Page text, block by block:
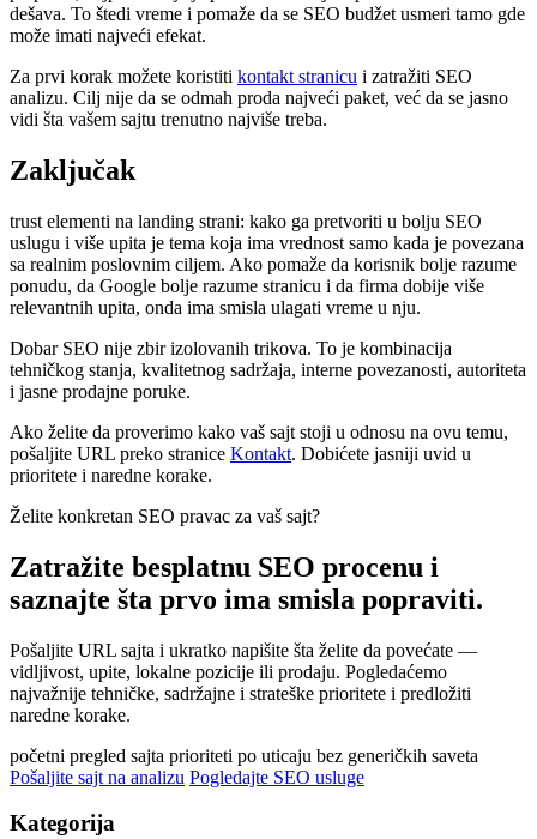
dešava. To štedi vreme i pomaže da se SEO budžet usmeri tamo gde
može imati najveći efekat.
Za prvi korak možete koristiti kontakt stranicu i zatražiti SEO
analizu. Cilj nije da se odmah proda najveći paket, već da se jasno
vidi šta vašem sajtu trenutno najviše treba.
Zaključak
trust elementi na landing strani: kako ga pretvoriti u bolju SEO
uslugu i više upita je tema koja ima vrednost samo kada je povezana
sa realnim poslovnim ciljem. Ako pomaže da korisnik bolje razume
ponudu, da Google bolje razume stranicu i da firma dobije više
relevantnih upita, onda ima smisla ulagati vreme u nju.
Dobar SEO nije zbir izolovanih trikova. To je kombinacija
tehničkog stanja, kvalitetnog sadržaja, interne povezanosti, autoriteta
i jasne prodajne poruke.
Ako želite da proverimo kako vaš sajt stoji u odnosu na ovu temu,
pošaljite URL preko stranice Kontakt. Dobićete jasniji uvid u
prioritete i naredne korake.
Želite konkretan SEO pravac za vaš sajt?
Zatražite besplatnu SEO procenu i
saznajte šta prvo ima smisla popraviti.
Pošaljite URL sajta i ukratko napišite šta želite da povećate —
vidljivost, upite, lokalne pozicije ili prodaju. Pogledaćemo
najvažnije tehničke, sadržajne i strateške prioritete i predložiti
naredne korake.
početni pregled sajta prioriteti po uticaju bez generičkih saveta
Pošaljite sajt na analizu Pogledajte SEO usluge
Kategorija